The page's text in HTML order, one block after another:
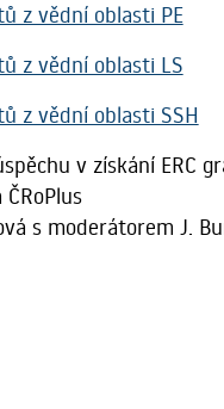
z vědní oblasti PE
z vědní oblasti LS
z vědní oblasti SSH
v získání ERC
s moderátorem J.